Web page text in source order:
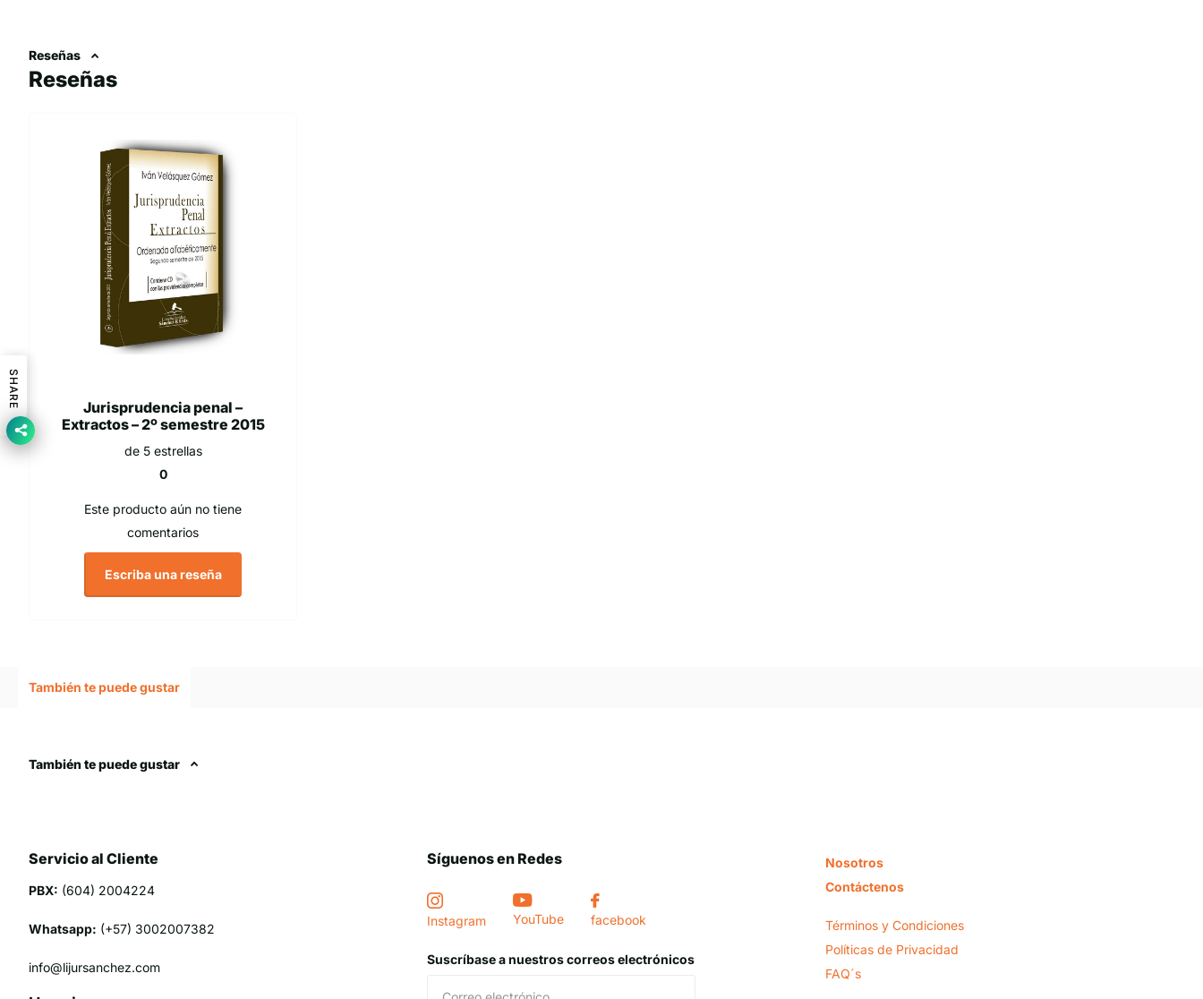
Reseñas
Reseñas
Jurisprudencia penal –
Extractos – 2º semestre 2015
0
de 5 estrellas
Este producto aún no tiene
comentarios
Escriba una reseña
También te puede gustar
También te puede gustar
Servicio al Cliente
PBX: (604) 2004224
Whatsapp: (+57) 3002007382
info@lijursanchez.com
Síguenos en Redes
Instagram YouTube facebook
Suscríbase a nuestros correos electrónicos
Nosotros
Contáctenos
Términos y Condiciones
Políticas de Privacidad
FAQ´s
SHARE